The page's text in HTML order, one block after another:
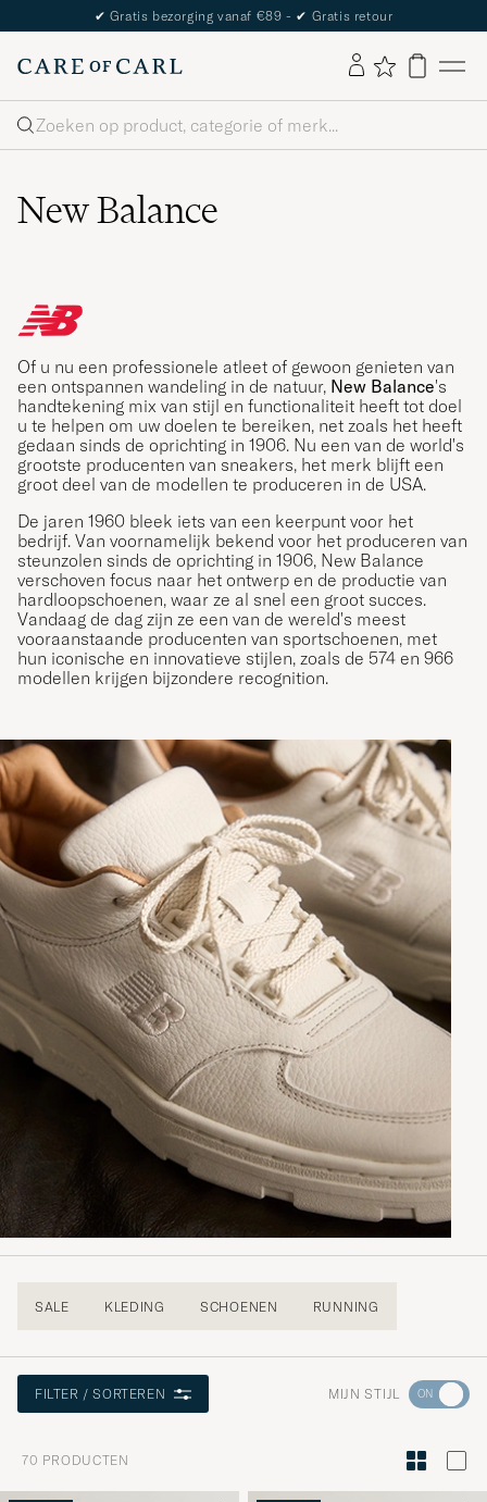
The Care of Carl Passport
Zoeken
New Balance
Of u nu een professionele atleet of gewoon genieten van
een ontspannen wandeling in de natuur, New Balance's
handtekening mix van stijl en functionaliteit heeft tot doel
u te helpen om uw doelen te bereiken, net zoals het heeft
gedaan sinds de oprichting in 1906. Nu een van de world's
grootste producenten van sneakers, het merk blijft een
groot deel van de modellen te produceren in de USA.
De jaren 1960 bleek iets van een keerpunt voor het
bedrijf. Van voornamelijk bekend voor het produceren van
steunzolen sinds de oprichting in 1906, New Balance
verschoven focus naar het ontwerp en de productie van
hardloopschoenen, waar ze al snel een groot succes.
Vandaag de dag zijn ze een van de wereld's meest
vooraanstaande producenten van sportschoenen, met
hun iconische en innovatieve stijlen, zoals de 574 en 966
modellen krijgen bijzondere recognition.
SALE KLEDING SCHOENEN RUNNING
FILTER / SORTEREN MIJN STIJL
Ga
Stijladvies
om
70 PRODUCTEN